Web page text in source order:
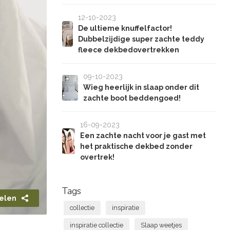
12-10-2023
De ultieme knuffelfactor!
Dubbelzijdige super zachte teddy
fleece dekbedovertrekken
09-10-2023
Wieg heerlijk in slaap onder dit
zachte boot beddengoed!
16-09-2023
Een zachte nacht voor je gast met
het praktische dekbed zonder
overtrek!
Tags
collectie inspiratie
inspiratie collectie Slaap weetjes